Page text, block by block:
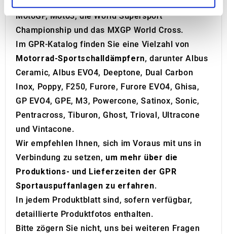
provide social media features and to analyse our traffic.
We also share information about your use of our site with
our social media, advertising and analytics partners who
may combine it with other information that you’ve
provided to them or that they’ve collected from your use
of their services.
MotoGP, Moto3, die World Supersport
Championship und das MXGP World Cross.
Im GPR-Katalog finden Sie eine Vielzahl von
Motorrad-Sportschalldämpfern, darunter Albus
Ceramic, Albus EVO4, Deeptone, Dual Carbon
Inox, Poppy, F250, Furore, Furore EVO4, Ghisa,
GP EVO4, GPE, M3, Powercone, Satinox, Sonic,
Pentracross, Tiburon, Ghost, Trioval, Ultracone
und Vintacone.
Wir empfehlen Ihnen, sich im Voraus mit uns in
Verbindung zu setzen, um mehr über die
Produktions- und Lieferzeiten der GPR
Sportauspuffanlagen zu erfahren.
In jedem Produktblatt sind, sofern verfügbar,
detaillierte Produktfotos enthalten.
Bitte zögern Sie nicht, uns bei weiteren Fragen